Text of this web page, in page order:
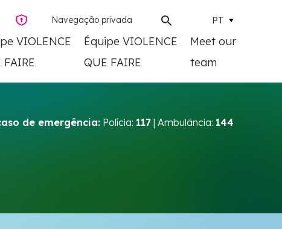
Navegação privada PT
VIOLENCE
FAIRE
Équipe VIOLENCE
QUE FAIRE
Meet our
team
de emergência: Polícia: 117 | Ambulância: 144